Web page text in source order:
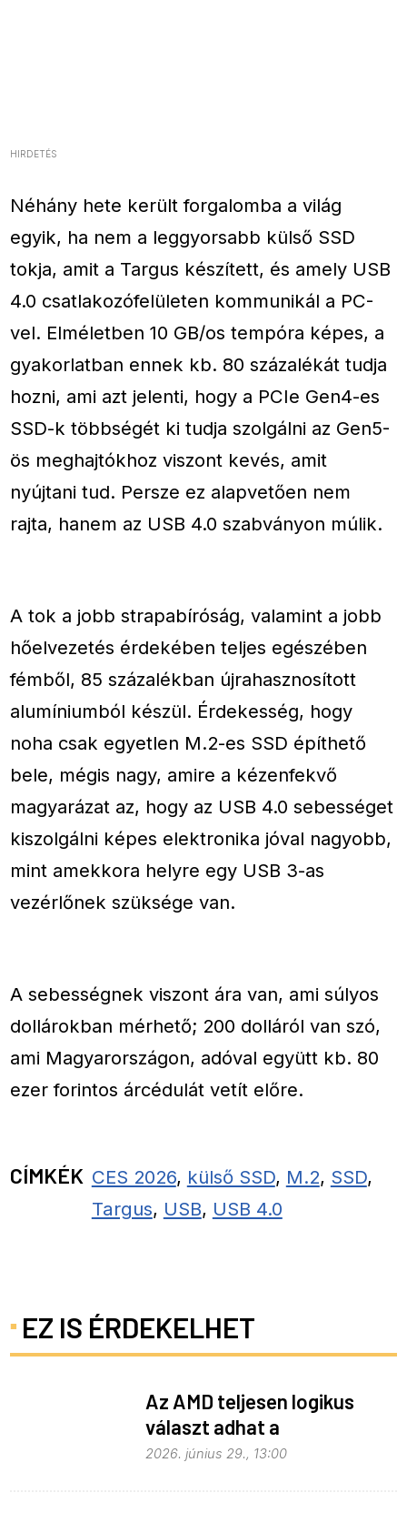
HIRDETÉS
Néhány hete került forgalomba a világ
egyik, ha nem a leggyorsabb külső SSD
tokja, amit a Targus készített, és amely USB
4.0 csatlakozófelületen kommunikál a PC-
vel. Elméletben 10 GB/os tempóra képes, a
gyakorlatban ennek kb. 80 százalékát tudja
hozni, ami azt jelenti, hogy a PCIe Gen4-es
SSD-k többségét ki tudja szolgálni az Gen5-
ös meghajtókhoz viszont kevés, amit
nyújtani tud. Persze ez alapvetően nem
rajta, hanem az USB 4.0 szabványon múlik.
A tok a jobb strapabíróság, valamint a jobb
hőelvezetés érdekében teljes egészében
fémből, 85 százalékban újrahasznosított
alumíniumból készül. Érdekesség, hogy
noha csak egyetlen M.2-es SSD építhető
bele, mégis nagy, amire a kézenfekvő
magyarázat az, hogy az USB 4.0 sebességet
kiszolgálni képes elektronika jóval nagyobb,
mint amekkora helyre egy USB 3-as
vezérlőnek szüksége van.
A sebességnek viszont ára van, ami súlyos
dollárokban mérhető; 200 dolláról van szó,
ami Magyarországon, adóval együtt kb. 80
ezer forintos árcédulát vetít előre.
CÍMKÉK CES 2026, külső SSD, M.2, SSD,
Targus, USB, USB 4.0
EZ IS ÉRDEKELHET
Az AMD teljesen logikus
választ adhat a
memóriaválságra
2026. június 29., 13:00